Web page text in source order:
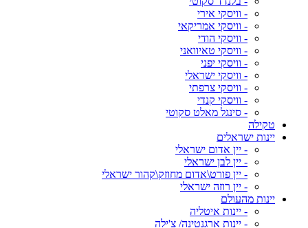
- וויסקי אירי
- וויסקי אמריקאי
- וויסקי הודי
- וויסקי טאיוואני
- וויסקי יפני
- וויסקי ישראלי
- וויסקי צרפתי
- וויסקי קנדי
- סינגל מאלט סקוטי
טקילה
יינות ישראלים
- יין אדום ישראלי
- יין לבן ישראלי
- יין פורט\אדום מחוזק\קהור ישראלי
- יין רוזה ישראלי
יינות מהעולם
- יינות איטליה
- יינות ארגנטינה/ צ'ילה